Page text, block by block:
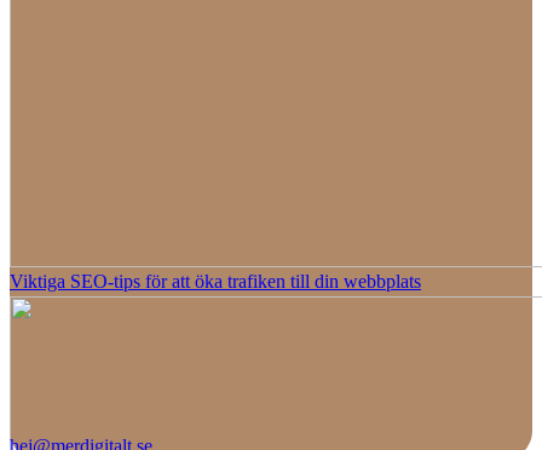
Viktiga SEO-tips för att öka trafiken till din webbplats
hej@merdigitalt.se